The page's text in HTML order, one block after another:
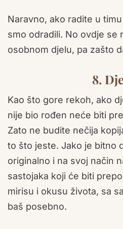
Naravno, ako radite u
smo odradili. No ovdje se
osobnom djelu, pa zašto
8.
Kao što gore rekoh, ako
nije bio rođen neće biti
Zato ne budite nečija
to što jeste. Jako je bitno
originalno i na svoj način
sastojaka koji će biti
mirisu i okusu života, sa
baš posebno.